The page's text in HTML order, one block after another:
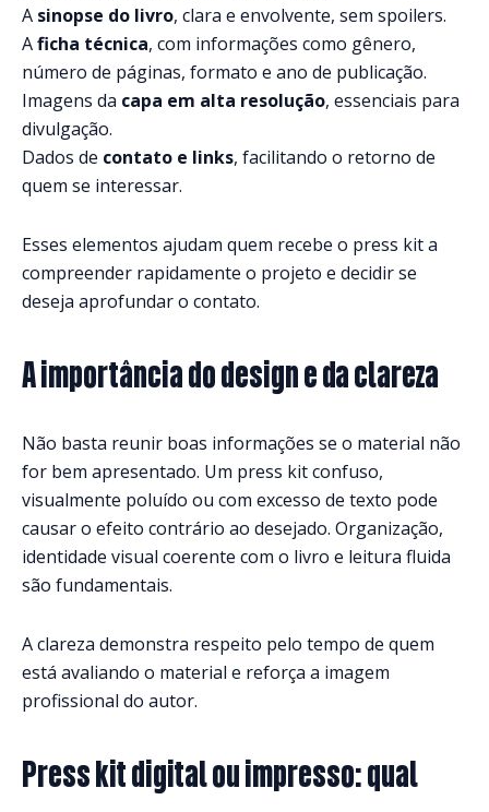
A sinopse do livro, clara e envolvente, sem spoilers.
Aficha técnica, com informações como gênero,
número de páginas, formato e ano de publicação.
Imagens da capa em alta resolução, essenciais para
divulgação.
Dados de contato e links, facilitando o retorno de
quem se interessar.
Esses elementos ajudam quem recebe o press kit a
compreender rapidamente o projeto e decidir se
deseja aprofundar o contato.
A importância do design e da clareza
Não basta reunir boas informações se o material não
for bem apresentado. Um press kit confuso,
visualmente poluído ou com excesso de texto pode
causar o efeito contrário ao desejado. Organização,
identidade visual coerente com o livro e leitura fluida
são fundamentais.
A clareza demonstra respeito pelo tempo de quem
está avaliando o material e reforça a imagem
profissional do autor.
Press kit digital ou impresso: qual